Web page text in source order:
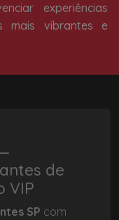
experiências
mais vibrantes e
de
VIP
SP com